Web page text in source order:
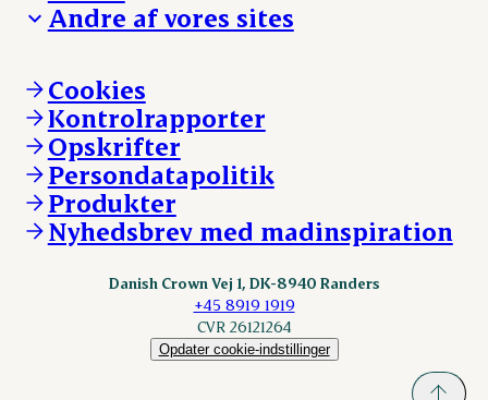
Whistleblower
Øvrige henvendelser
Ansvarlighed og nøgletal
Ledige stillinger
Hvem er vi
Vores resultater
Vores lokationer
Kontakt
Andre af vores sites
Andelsejere - kreatur
Danishcrownprofessional.com
DAT-Schaub.com
ESS-FOOD.com
Fonden Dansk Gastronomi
KLS.se
nordicspoor.com
Scanhide.dk
Cookies
Kontrolrapporter
Opskrifter
Persondatapolitik
Produkter
Nyhedsbrev med madinspiration
Danish Crown Vej 1, DK-8940 Randers
+45 8919 1919
CVR 26121264
Opdater cookie-indstillinger